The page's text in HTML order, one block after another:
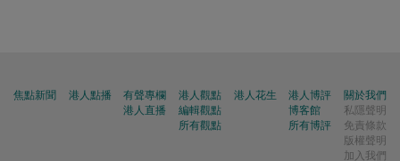
焦點新聞 港人點播
有聲專欄
港人直播
港人觀點
編輯觀點
所有觀點
港人花生
港人博評
博客館
所有博評
關於我們
私隱聲明
免責條款
版權聲明
加入我們